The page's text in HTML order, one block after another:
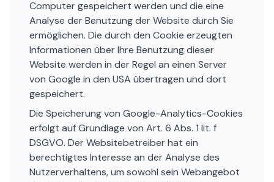
Computer gespeichert werden und die eine
Analyse der Benutzung der Website durch Sie
ermöglichen. Die durch den Cookie erzeugten
Informationen über Ihre Benutzung dieser
Website werden in der Regel an einen Server
von Google in den USA übertragen und dort
gespeichert.
Die Speicherung von Google-Analytics-Cookies
erfolgt auf Grundlage von Art. 6 Abs. 1 lit. f
DSGVO. Der Websitebetreiber hat ein
berechtigtes Interesse an der Analyse des
Nutzerverhaltens, um sowohl sein Webangebot